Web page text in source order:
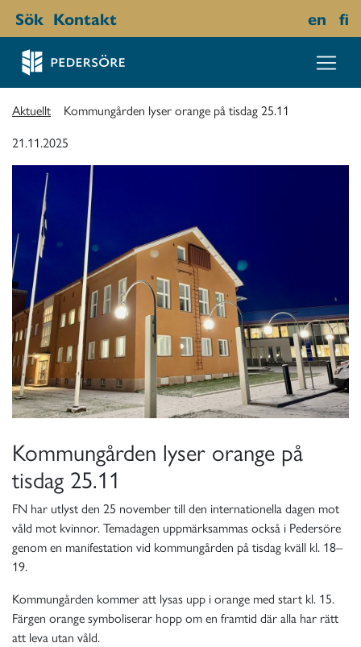
Sök Kontakt en fi
Aktuellt
Kommungården lyser orange på tisdag 25.11
21.11.2025
Kommungården lyser orange på
tisdag 25.11
FN har utlyst den 25 november till den internationella dagen mot
våld mot kvinnor. Temadagen uppmärksammas också i Pedersöre
genom en manifestation vid kommungården på tisdag kväll kl. 18–
19.
Kommungården kommer att lysas upp i orange med start kl. 15.
Färgen orange symboliserar hopp om en framtid där alla har rätt
att leva utan våld.